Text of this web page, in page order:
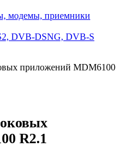
модемы, приемники
DVB-DSNG, DVB-S
приложений MDM6100
R2.1